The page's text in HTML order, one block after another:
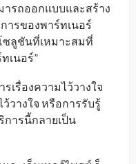
ารถออกแบบและสร้าง
ารของพาร์ทเนอร์
ซลูชันที่เหมาะสมที่
เนอร์”
เรื่องความไว้วางใจ
วางใจ หรือการรับรู้
การนี้กลายเป็น